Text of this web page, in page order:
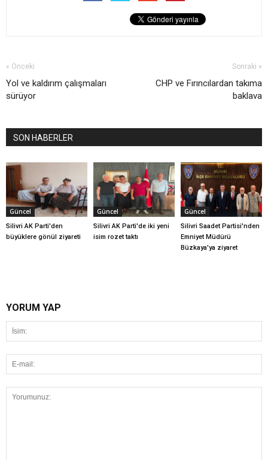
« Önceki
Yol ve kaldırım çalışmaları
sürüyor
Sonraki »
CHP ve Fırıncılardan takıma
baklava
SON HABERLER
Güncel
Silivri AK Parti'den
büyüklere gönül ziyareti
Güncel
Silivri AK Parti'de iki yeni
isim rozet taktı
Güncel
Silivri Saadet Partisi'nden
Emniyet Müdürü
Büzkaya'ya ziyaret
YORUM YAP